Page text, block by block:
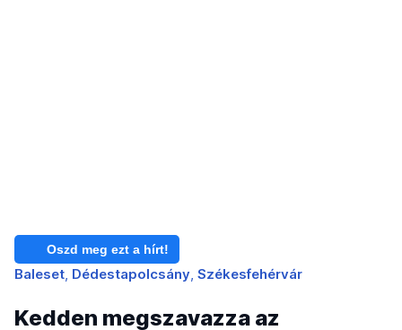
Oszd meg ezt a hírt!
Baleset Dédestapolcsány Székesfehérvár
Kedden megszavazza az